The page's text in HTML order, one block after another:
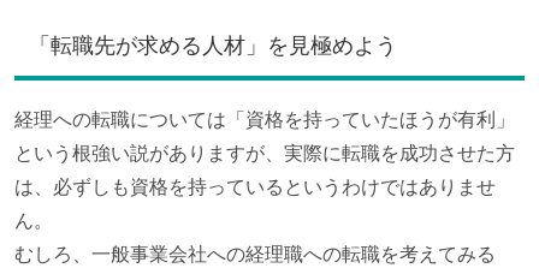
「転職先が求める人材」を見極めよう
経理への転職については「資格を持っていたほうが有利」
という根強い説がありますが、実際に転職を成功させた方
は、必ずしも資格を持っているというわけではありませ
ん。
むしろ、一般事業会社への経理職への転職を考えてみる